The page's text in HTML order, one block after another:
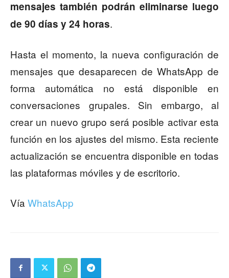
mensajes también podrán eliminarse luego
de 90 días y 24 horas.
Hasta el momento, la nueva configuración de
mensajes que desaparecen de WhatsApp de
forma automática no está disponible en
conversaciones grupales. Sin embargo, al
crear un nuevo grupo será posible activar esta
función en los ajustes del mismo. Esta reciente
actualización se encuentra disponible en todas
las plataformas móviles y de escritorio.
Vía WhatsApp